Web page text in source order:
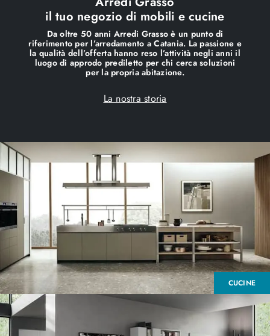
il tuo negozio di mobili e cucine
Da oltre 50 anni Arredi Grasso è un punto di
riferimento per l’arredamento a Catania. La passione e
la qualità dell’offerta hanno reso l’attività negli anni il
luogo di approdo prediletto per chi cerca soluzioni
per la propria abitazione.
La nostra storia
CUCINE